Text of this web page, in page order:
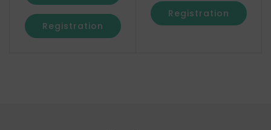
Registration
Registration